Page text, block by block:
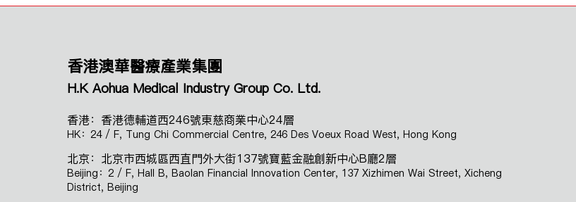
香港澳華醫療產業集團
H.K Aohua Medical Industry Group Co. Ltd.
香港：香港德輔道西246號東慈商業中心24層
HK：24 / F, Tung Chi Commercial Centre, 246 Des Voeux Road West, Hong Kong
北京：北京市西城區西直門外大街137號寶藍金融創新中心B廳2層
Beijing：2 / F, Hall B, Baolan Financial Innovation Center, 137 Xizhimen Wai Street, Xicheng
District, Beijing